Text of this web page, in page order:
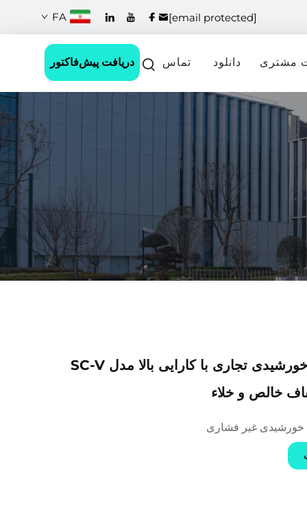
[email protected]
FA
مشتری دانلود تماس دریافت پیش‌فاکتور
مبدل حرارت خورشیدی تجاری با کارایی بالا مدل SC-V
خالص و خلاء